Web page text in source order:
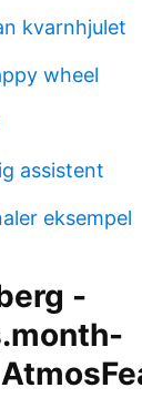
kvarnhjulet
wheel
assistent
eksempel
-